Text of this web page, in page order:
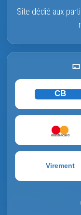
Site dédié aux
CB
mastercard
Virement